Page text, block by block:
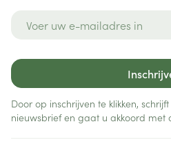
Door op inschrijven te klikken,
nieuwsbrief en gaat u akkoord met